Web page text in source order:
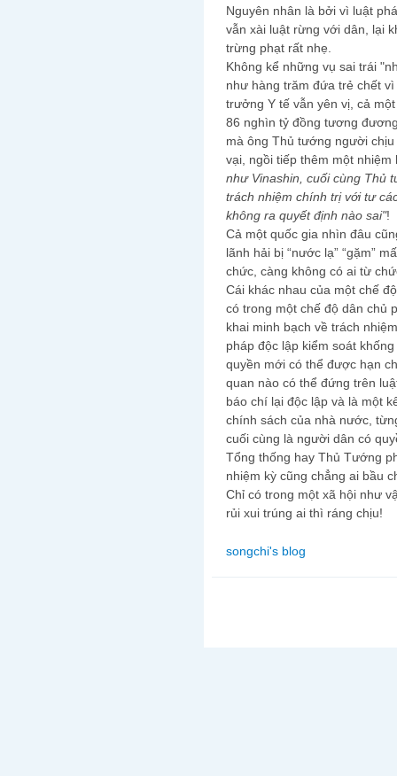
Nguyên nhân là bởi vì luật
vẫn xài luật rừng với dân, lại
trừng phạt rất nhẹ.
Không kể những vụ sai trái
như hàng trăm đứa trẻ chết vì
trưởng Y tế vẫn yên vị, cả
86 nghìn tỷ đồng tương
mà ông Thủ tướng người
vại, ngồi tiếp thêm một
như Vinashin, cuối cùng Thủ
trách nhiệm chính trị với tư
không ra quyết định nào sai"!
Cả một quốc gia nhìn đâu
lãnh hải bị “nước lạ” “gặm”
chức, càng không có ai từ
Cái khác nhau của một chế
có trong một chế độ dân chủ
khai minh bạch về trách
pháp độc lập kiểm soát
quyền mới có thể được hạn
quan nào có thể đứng trên
báo chí lại độc lập và là một
chính sách của nhà nước,
cuối cùng là người dân có
Tổng thống hay Thủ Tướng
nhiệm kỳ cũng chẳng ai bầu
Chỉ có trong một xã hội như
rủi xui trúng ai thì ráng chịu!
songchi's blog